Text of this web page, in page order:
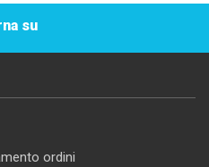
su
ordini